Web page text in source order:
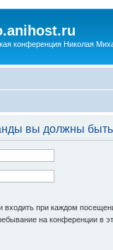
конференция Николая
вы должны
входить при каждом
на конференции в